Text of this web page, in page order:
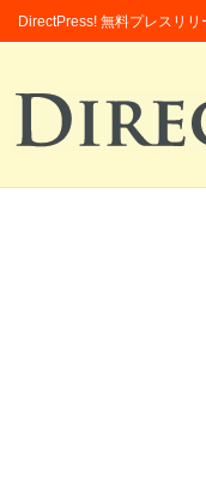
DirectPress! 無料プレスリ